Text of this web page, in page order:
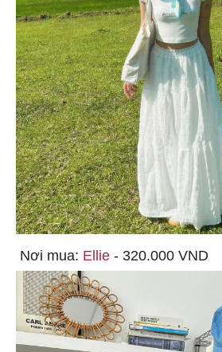
Nơi mua: Ellie - 320.000 VND